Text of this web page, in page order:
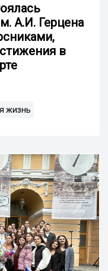
А.И. Герцена
в
жизнь